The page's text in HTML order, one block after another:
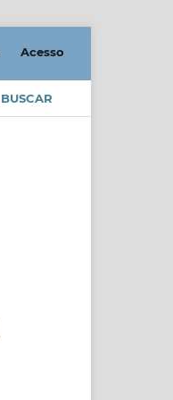
BUSCAR
Acesso